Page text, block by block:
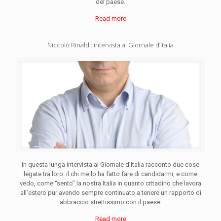
del paese.
Read more
Niccolò Rinaldi: intervista al Giornale d’Italia
In questa lunga intervista al Giornale d’Italia racconto due cose
legate tra loro: il chi me lo ha fatto fare di candidarmi, e come
vedo, come “sento” la nostra Italia in quanto cittadino che lavora
all’estero pur avendo sempre continuato a tenere un rapporto di
abbraccio strettissimo con il paese.
Read more